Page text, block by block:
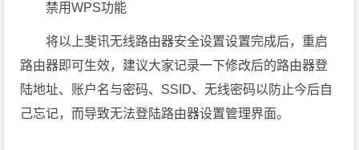
禁用WPS功能
将以上斐讯无线路由器安全设置设置完成后，重启
路由器即可生效，建议大家记录一下修改后的路由器登
陆地址、账户名与密码、SSID、无线密码以防止今后自
己忘记，而导致无法登陆路由器设置管理界面。